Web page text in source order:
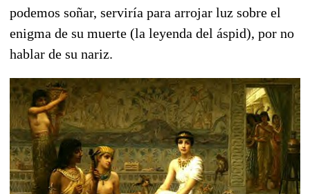
podemos soñar, serviría para arrojar luz sobre el
enigma de su muerte (la leyenda del áspid), por no
hablar de su nariz.